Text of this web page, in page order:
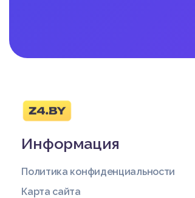
Информация
Политика конфиденциальности
Карта сайта